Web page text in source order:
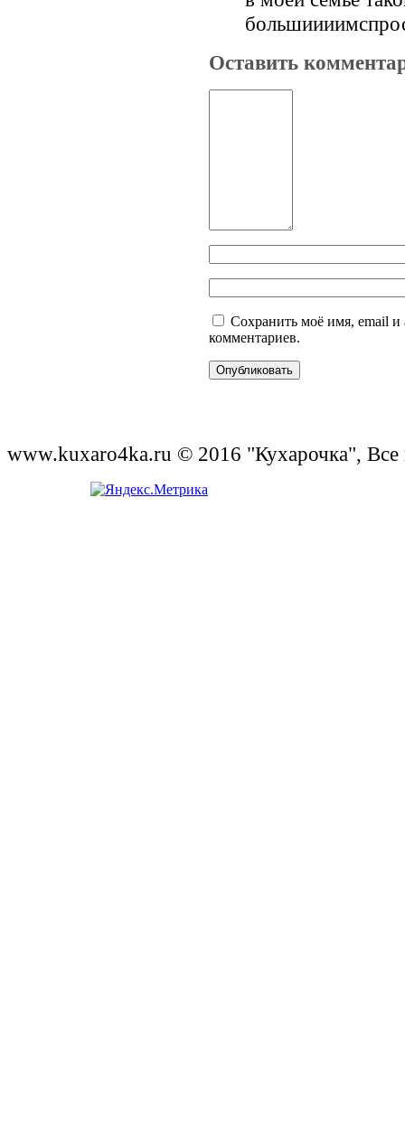
Оставить
Сохранить моё имя, email и
комментариев.
www.kuxaro4ka.ru © 2016 "Кухарочка",